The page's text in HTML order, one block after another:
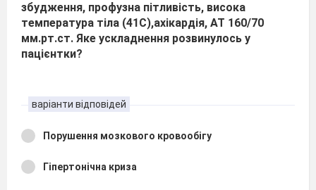
збудження, профузна пітливість, висока
температура тіла (41С),ахікардія, АТ 160/70
мм.рт.ст. Яке ускладнення розвинулось у
пацієнтки?
варіанти відповідей
Порушення мозкового кровообігу
Гіпертонічна криза